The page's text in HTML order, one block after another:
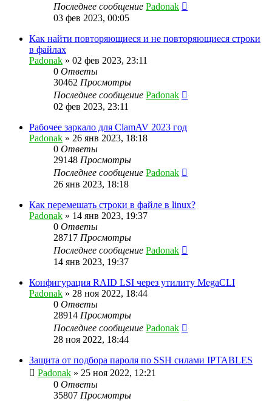
Последнее сообщение Padonak
03 фев 2023, 00:05
Как найти повторяющиеся и не повторяющиеся строки
в файлах
Padonak » 02 фев 2023, 23:11
0 Ответы
30462 Просмотры
Последнее сообщение Padonak
02 фев 2023, 23:11
Рабочее заркало для ClamAV 2023 год
Padonak » 26 янв 2023, 18:18
0 Ответы
29148 Просмотры
Последнее сообщение Padonak
26 янв 2023, 18:18
Как перемешать строки в файле в linux?
Padonak » 14 янв 2023, 19:37
0 Ответы
28717 Просмотры
Последнее сообщение Padonak
14 янв 2023, 19:37
Конфигурация RAID LSI через утилиту MegaCLI
Padonak » 28 ноя 2022, 18:44
0 Ответы
28914 Просмотры
Последнее сообщение Padonak
28 ноя 2022, 18:44
Защита от подбора пароля по SSH силами IPTABLES
Padonak » 25 ноя 2022, 12:21
0 Ответы
35807 Просмотры